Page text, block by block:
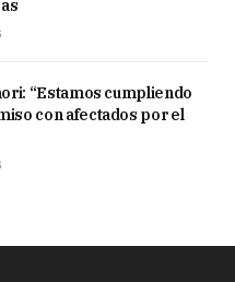
“Estamos cumpliendo
con afectados por el